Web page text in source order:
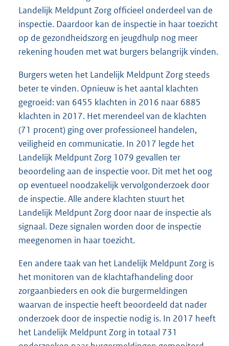
Landelijk Meldpunt Zorg officieel onderdeel van de
inspectie. Daardoor kan de inspectie in haar toezicht
op de gezondheidszorg en jeugdhulp nog meer
rekening houden met wat burgers belangrijk vinden.
Burgers weten het Landelijk Meldpunt Zorg steeds
beter te vinden. Opnieuw is het aantal klachten
gegroeid: van 6455 klachten in 2016 naar 6885
klachten in 2017. Het merendeel van de klachten
(71 procent) ging over professioneel handelen,
veiligheid en communicatie. In 2017 legde het
Landelijk Meldpunt Zorg 1079 gevallen ter
beoordeling aan de inspectie voor. Dit met het oog
op eventueel noodzakelijk vervolgonderzoek door
de inspectie. Alle andere klachten stuurt het
Landelijk Meldpunt Zorg door naar de inspectie als
signaal. Deze signalen worden door de inspectie
meegenomen in haar toezicht.
Een andere taak van het Landelijk Meldpunt Zorg is
het monitoren van de klachtafhandeling door
zorgaanbieders en ook die burgermeldingen
waarvan de inspectie heeft beoordeeld dat nader
onderzoek door de inspectie nodig is. In 2017 heeft
het Landelijk Meldpunt Zorg in totaal 731